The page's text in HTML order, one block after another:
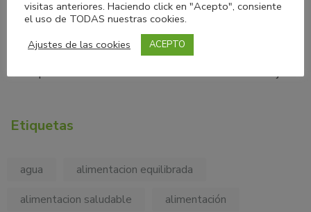
Cómo usar “Tu cuerpo no es una dieta”
Seguridad alimentaria y salud emocional: más confianza en
tu plato
Acompañarte más allá de la báscula: mi forma de trabajar.
Etiquetas
agua
alimentacion equilibrada
alimentacion saludable
alimentación
visitas anteriores. Haciendo click en "Acepto", consiente
el uso de TODAS nuestras cookies.
Ajustes de las cookies
ACEPTO